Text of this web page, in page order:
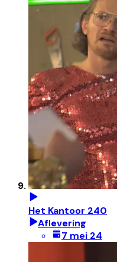
Het Kantoor 240
Aflevering
7 mei 24